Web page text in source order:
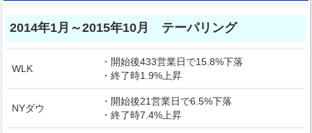
2014年1月～2015年10月 テーパリング
WLK
・開始後433営業日で15.8%下落
・終了時1.9%上昇
NYダウ
・開始後21営業日で6.5%下落
・終了時7.4%上昇